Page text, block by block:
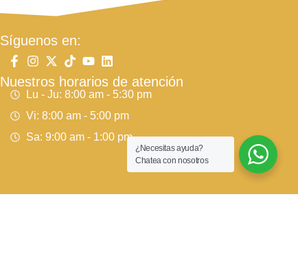
Síguenos en:
Nuestros horarios de atención
Lu - Ju: 8:00 am - 5:30 pm
Vi: 8:00 am - 5:00 pm
Sa: 9:00 am - 1:00 pm
¿Necesitas ayuda?
Chatea con nosotros